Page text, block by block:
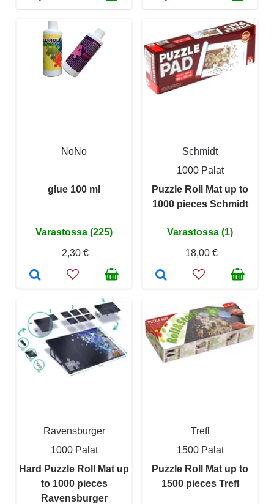
NoNo
glue 100 ml
Varastossa (225)
2,30 €
Schmidt
1000 Palat
Puzzle Roll Mat up to
1000 pieces Schmidt
Varastossa (1)
18,00 €
Ravensburger
1000 Palat
Hard Puzzle Roll Mat up
to 1000 pieces
Ravensburger
Trefl
1500 Palat
Puzzle Roll Mat up to
1500 pieces Trefl